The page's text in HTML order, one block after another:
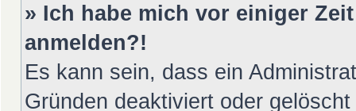
» Ich habe mich vor einiger
anmelden?!
Es kann sein, dass ein
Gründen deaktiviert oder